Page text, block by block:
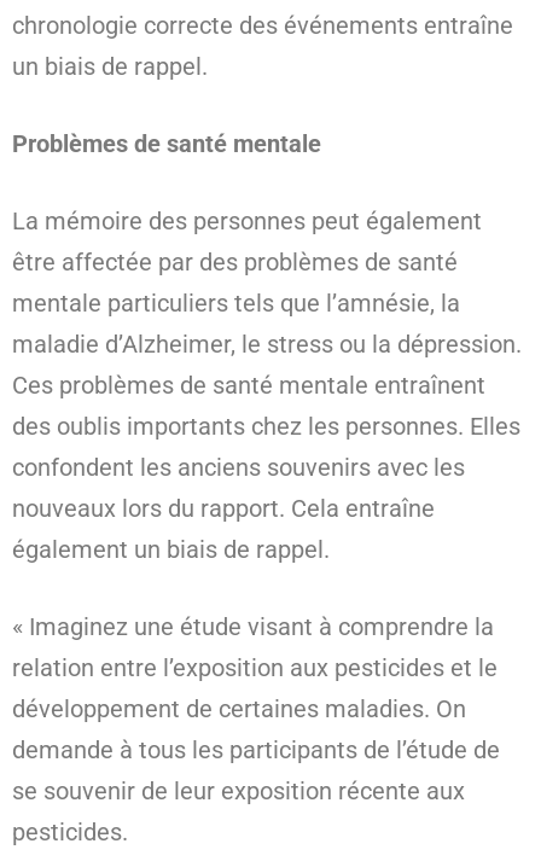
chronologie correcte des événements entraîne
un biais de rappel.
Problèmes de santé mentale
La mémoire des personnes peut également
être affectée par des problèmes de santé
mentale particuliers tels que l’amnésie, la
maladie d’Alzheimer, le stress ou la dépression.
Ces problèmes de santé mentale entraînent
des oublis importants chez les personnes. Elles
confondent les anciens souvenirs avec les
nouveaux lors du rapport. Cela entraîne
également un biais de rappel.
« Imaginez une étude visant à comprendre la
relation entre l’exposition aux pesticides et le
développement de certaines maladies. On
demande à tous les participants de l’étude de
se souvenir de leur exposition récente aux
pesticides.